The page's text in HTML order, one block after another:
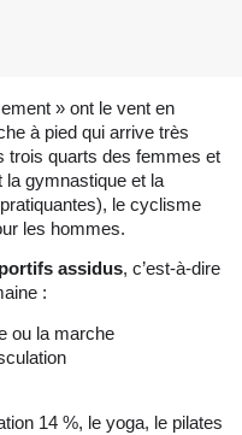
» ont le vent en
à pied qui arrive très
trois quarts des femmes et
gymnastique et la
le cyclisme
les hommes.
assidus, c’est-à-dire
:
ou la marche
14 %, le yoga, le pilates